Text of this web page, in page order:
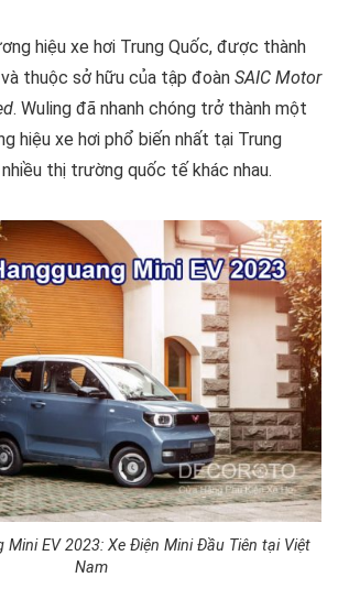
hiệu xe hơi Trung Quốc, được thành
thuộc sở hữu của tập đoàn SAIC Motor
. Wuling đã nhanh chóng trở thành một
hiệu xe hơi phổ biến nhất tại Trung
thị trường quốc tế khác nhau.
Mini EV 2023: Xe Điện Mini Đầu Tiên tại Việt
Nam